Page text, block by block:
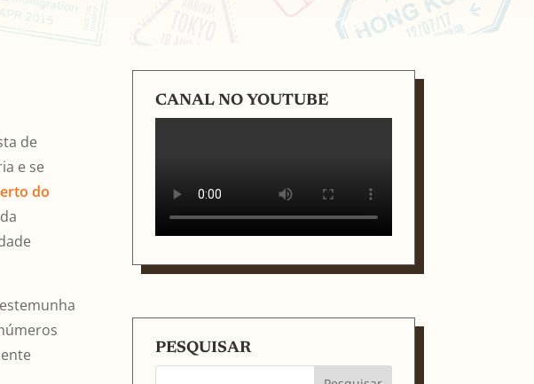
de
e se
do
CANAL NO YOUTUBE
PESQUISAR